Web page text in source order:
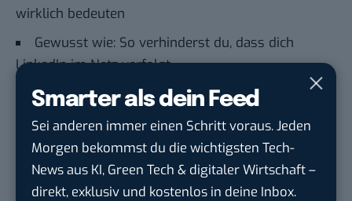
Smarter als dein Feed
Sei anderen immer einen Schritt voraus. Jeden
Morgen bekommst du die wichtigsten Tech-
News aus KI, Green Tech & digitaler Wirtschaft –
direkt, exklusiv und kostenlos in deine Inbox.
wirklich bedeuten
Gewusst wie: So verhinderst du, dass dich
LinkedIn im Netz verfolgt
Du möchtest nicht abgehängt werden
, wenn es um
KI, Green Tech und die Tech-Themen von Morgen
geht? Über 12.000 smarte Leser bekommen jeden
Tag UPDATE, unser Tech-Briefing mit den